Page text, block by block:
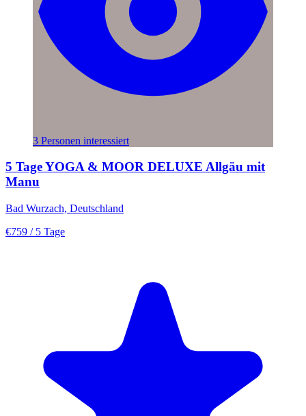
3 Personen interessiert
5 Tage YOGA & MOOR DELUXE Allgäu mit
Manu
Bad Wurzach, Deutschland
€759 / 5 Tage